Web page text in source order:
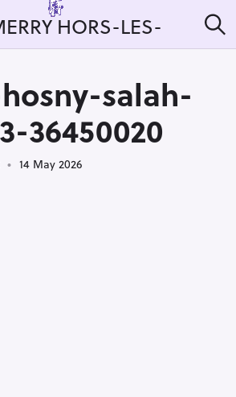
HORS-LES-
e
salah-
36450020
14 May 2026